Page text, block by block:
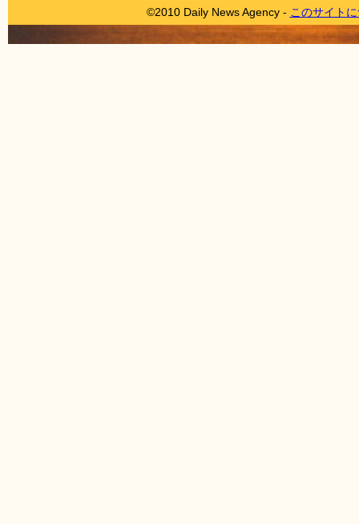
©2010 Daily News Agency - このサイト